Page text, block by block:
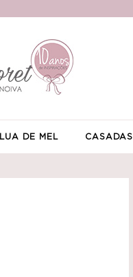
LUA DE MEL CASADAS